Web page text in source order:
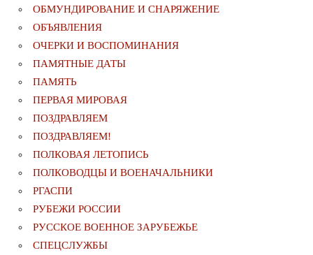
ОБМУНДИРОВАНИЕ И СНАРЯЖЕНИЕ
ОБЪЯВЛЕНИЯ
ОЧЕРКИ И ВОСПОМИНАНИЯ
ПАМЯТНЫЕ ДАТЫ
ПАМЯТЬ
ПЕРВАЯ МИРОВАЯ
ПОЗДРАВЛЯЕМ
ПОЗДРАВЛЯЕМ!
ПОЛКОВАЯ ЛЕТОПИСЬ
ПОЛКОВОДЦЫ И ВОЕНАЧАЛЬНИКИ
РГАСПИ
РУБЕЖИ РОССИИ
РУССКОЕ ВОЕННОЕ ЗАРУБЕЖЬЕ
СПЕЦСЛУЖБЫ